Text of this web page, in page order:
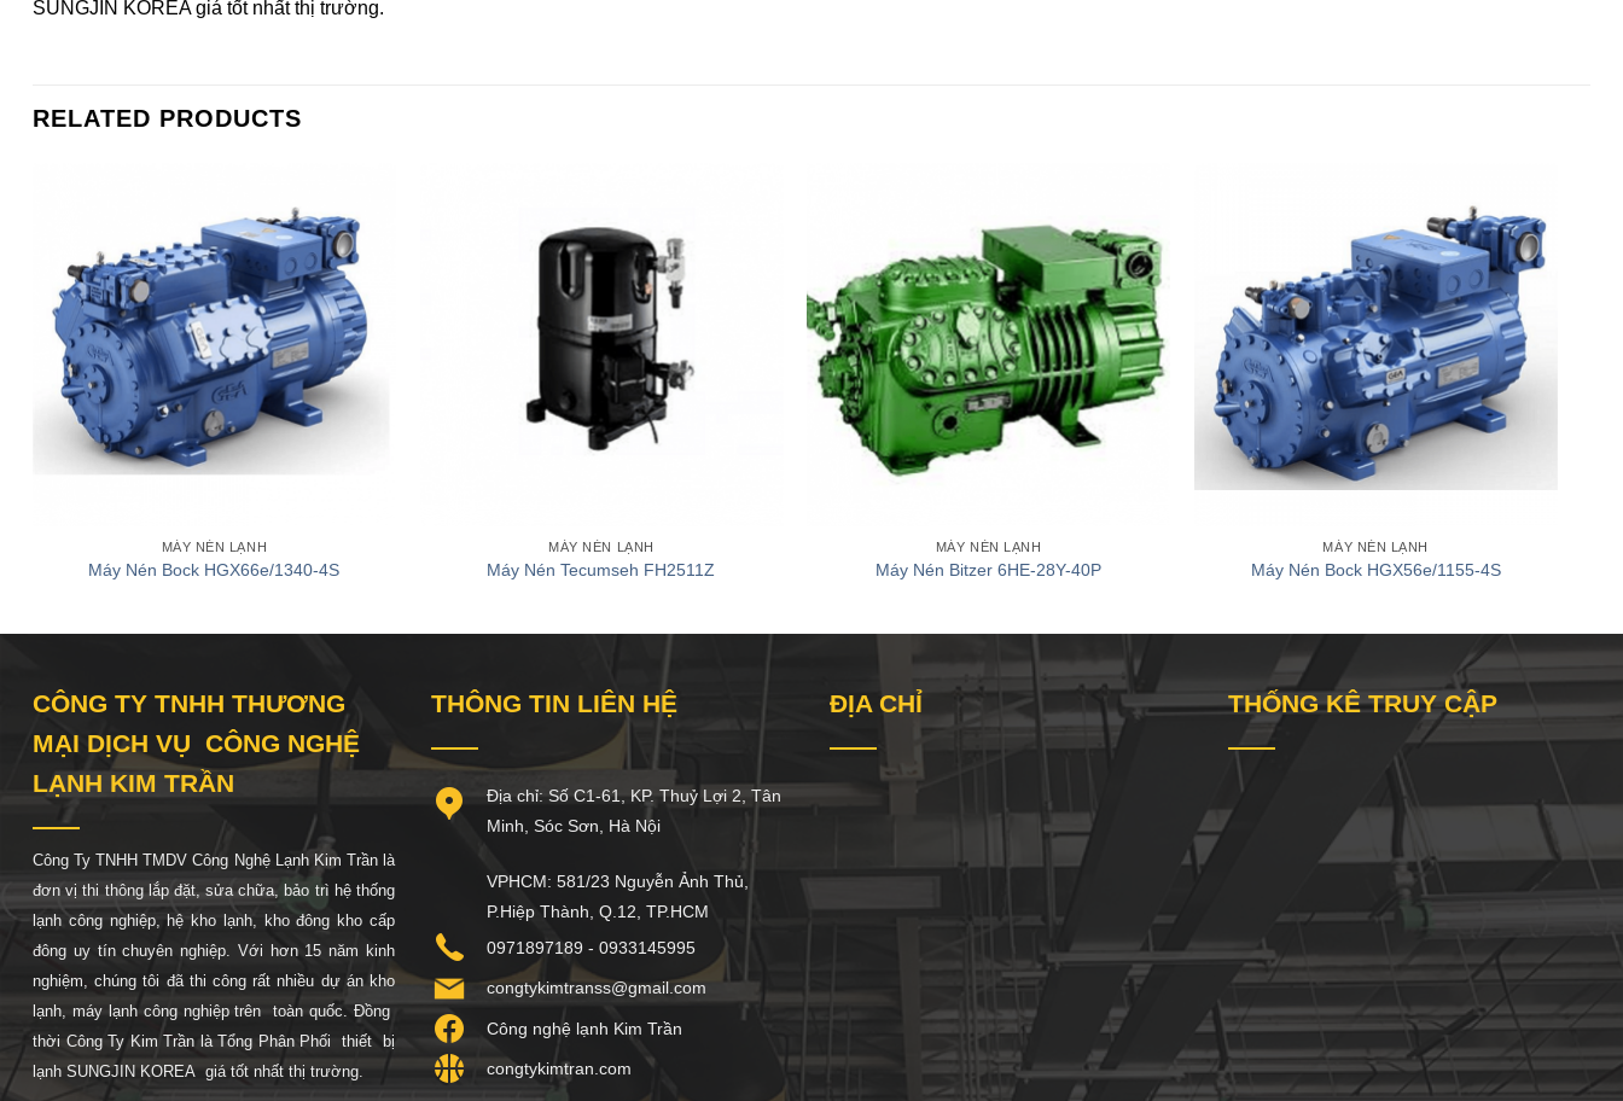
SUNGJIN KOREA giá tốt nhất thị trường.
RELATED PRODUCTS
MÁY NÉN LẠNH
Máy Nén Bock HGX66e/1340-4S
MÁY NÉN LẠNH
Máy Nén Tecumseh FH2511Z
MÁY NÉN LẠNH
Máy Nén Bitzer 6HE-28Y-40P
MÁY NÉN LẠNH
Máy Nén Bock HGX56e/1155-4S
CÔNG TY TNHH THƯƠNG
MẠI DỊCH VỤ CÔNG NGHỆ
LẠNH KIM TRẦN
Công Ty TNHH TMDV Công Nghệ Lạnh Kim Trần là
đơn vị thi thông lắp đặt, sửa chữa, bảo trì hệ thống
lạnh công nghiệp, hệ kho lạnh, kho đông kho cấp
đông uy tín chuyên nghiệp. Với hơn 15 năm kinh
nghiệm, chúng tôi đã thi công rất nhiều dự án kho
lạnh, máy lạnh công nghiệp trên toàn quốc. Đồng
thời Công Ty Kim Trần là Tổng Phân Phối thiết bị
lạnh SUNGJIN KOREA giá tốt nhất thị trường.
THÔNG TIN LIÊN HỆ
Địa chỉ: Số C1-61, KP. Thuỷ Lợi 2, Tân
Minh, Sóc Sơn, Hà Nội
VPHCM: 581/23 Nguyễn Ảnh Thủ,
P.Hiệp Thành, Q.12, TP.HCM
0971897189 - 0933145995
congtykimtranss@gmail.com
Công nghệ lạnh Kim Trần
congtykimtran.com
ĐỊA CHỈ THỐNG KÊ TRUY CẬP